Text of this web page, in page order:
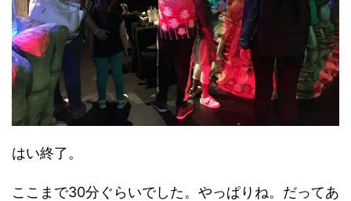
はい終了。
ここまで30分ぐらいでした。やっぱりね。だってあ